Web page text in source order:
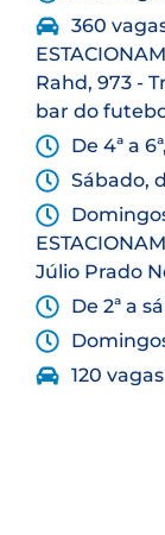
360
Rahd, 973 -
bar do
De 4ª a
Sábado,
Júlio Prado
De 2ª a
120 vagas